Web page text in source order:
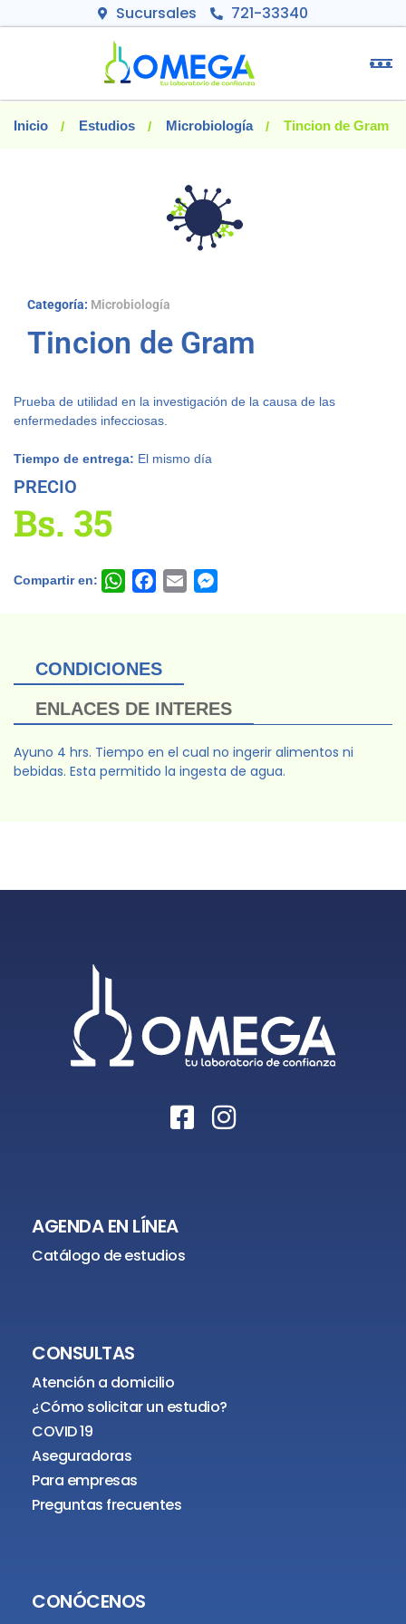
Sucursales 721-33340
Inicio Estudios Microbiología Tincion de Gram
Categoría: Microbiología
Tincion de Gram
Prueba de utilidad en la investigación de la causa de las
enfermedades infecciosas.
Tiempo de entrega: El mismo día
PRECIO
Bs. 35
Compartir en: WhatsAppFacebook
Email
CONDICIONES
ENLACES DE INTERES
Ayuno 4 hrs. Tiempo en el cual no ingerir alimentos ni
bebidas. Esta permitido la ingesta de agua.
AGENDA EN LÍNEA
Catálogo de estudios
CONSULTAS
Atención a domicilio
¿Cómo solicitar un estudio?
COVID 19
Aseguradoras
Para empresas
Preguntas frecuentes
CONÓCENOS